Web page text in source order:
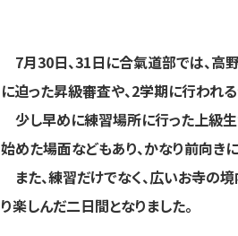
7月30日、31日に合氣道部では、高
に迫った昇級審査や、2学期に行われ
少し早めに練習場所に行った上級
始めた場面などもあり、かなり前向き
また、練習だけでなく、広いお寺の
り楽しんだ二日間となりました。